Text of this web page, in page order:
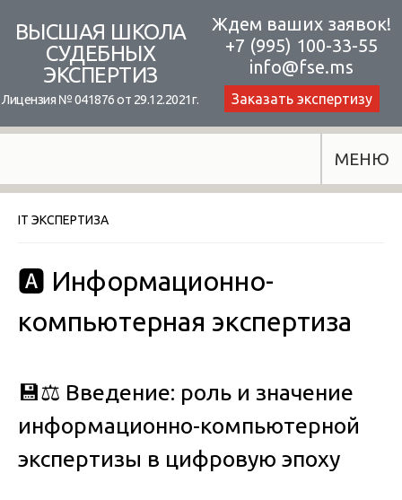
content
ВЫСШАЯ ШКОЛА
СУДЕБНЫХ
ЭКСПЕРТИЗ
Лицензия № 041876 от 29.12.2021г.
Ждем ваших заявок!
+7 (995) 100-33-55
info@fse.ms
Заказать экспертизу
МЕНЮ
IT ЭКСПЕРТИЗА
🅰️ Информационно-
компьютерная экспертиза
💾⚖️ Введение: роль и значение
информационно-компьютерной
экспертизы в цифровую эпоху